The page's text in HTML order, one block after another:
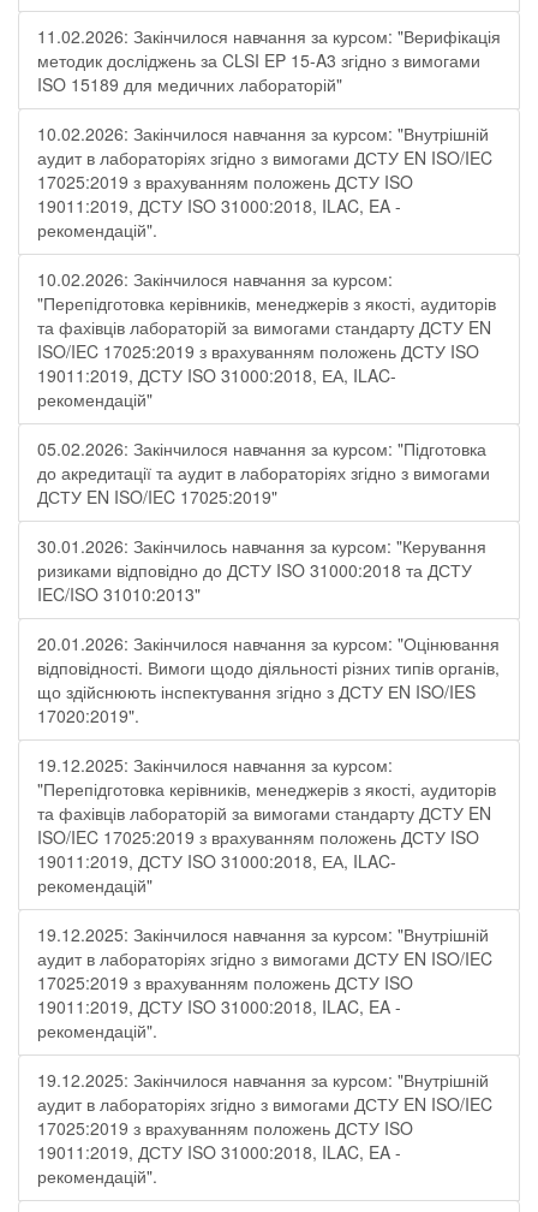
11.02.2026: Закінчилося навчання за курсом: "Верифікація
методик досліджень за CLSI EP 15-A3 згідно з вимогами
ISO 15189 для медичних лабораторій"
10.02.2026: Закінчилося навчання за курсом: "Внутрішній
аудит в лабораторіях згідно з вимогами ДСТУ EN ISO/IEC
17025:2019 з врахуванням положень ДСТУ ISO
19011:2019, ДСТУ ISO 31000:2018, ILAC, EA -
рекомендацій".
10.02.2026: Закінчилося навчання за курсом:
"Перепідготовка керівників, менеджерів з якості, аудиторів
та фахівців лабораторій за вимогами стандарту ДСТУ EN
ISO/IEC 17025:2019 з врахуванням положень ДСТУ ISO
19011:2019, ДСТУ ISO 31000:2018, ЕА, ILAC-
рекомендацій"
05.02.2026: Закінчилося навчання за курсом: "Підготовка
до акредитації та аудит в лабораторіях згідно з вимогами
ДСТУ EN ISO/IEC 17025:2019"
30.01.2026: Закінчилось навчання за курсом: "Керування
ризиками відповідно до ДСТУ ISO 31000:2018 та ДСТУ
IEC/ISO 31010:2013"
20.01.2026: Закінчилося навчання за курсом: "Оцінювання
відповідності. Вимоги щодо діяльності різних типів органів,
що здійснюють інспектування згідно з ДСТУ ЕN ISO/IES
17020:2019".
19.12.2025: Закінчилося навчання за курсом:
"Перепідготовка керівників, менеджерів з якості, аудиторів
та фахівців лабораторій за вимогами стандарту ДСТУ EN
ISO/IEC 17025:2019 з врахуванням положень ДСТУ ISO
19011:2019, ДСТУ ISO 31000:2018, ЕА, ILAC-
рекомендацій"
19.12.2025: Закінчилося навчання за курсом: "Внутрішній
аудит в лабораторіях згідно з вимогами ДСТУ EN ISO/IEC
17025:2019 з врахуванням положень ДСТУ ISO
19011:2019, ДСТУ ISO 31000:2018, ILAC, EA -
рекомендацій".
19.12.2025: Закінчилося навчання за курсом: "Внутрішній
аудит в лабораторіях згідно з вимогами ДСТУ EN ISO/IEC
17025:2019 з врахуванням положень ДСТУ ISO
19011:2019, ДСТУ ISO 31000:2018, ILAC, EA -
рекомендацій".